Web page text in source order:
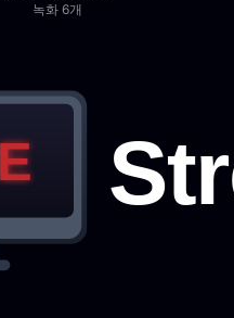
녹화 6개